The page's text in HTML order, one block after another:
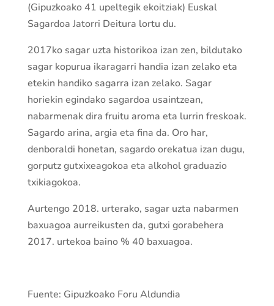
(Gipuzkoako 41 upeltegik ekoitziak) Euskal
Sagardoa Jatorri Deitura lortu du.
2017ko sagar uzta historikoa izan zen, bildutako
sagar kopurua ikaragarri handia izan zelako eta
etekin handiko sagarra izan zelako. Sagar
horiekin egindako sagardoa usaintzean,
nabarmenak dira fruitu aroma eta lurrin freskoak.
Sagardo arina, argia eta fina da. Oro har,
denboraldi honetan, sagardo orekatua izan dugu,
gorputz gutxixeagokoa eta alkohol graduazio
txikiagokoa.
Aurtengo 2018. urterako, sagar uzta nabarmen
baxuagoa aurreikusten da, gutxi gorabehera
2017. urtekoa baino % 40 baxuagoa.
Fuente: Gipuzkoako Foru Aldundia